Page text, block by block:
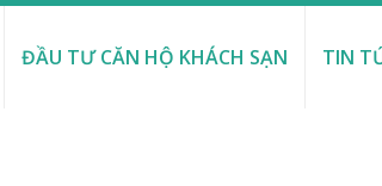
ĐẦU TƯ CĂN HỘ KHÁCH SẠN TIN